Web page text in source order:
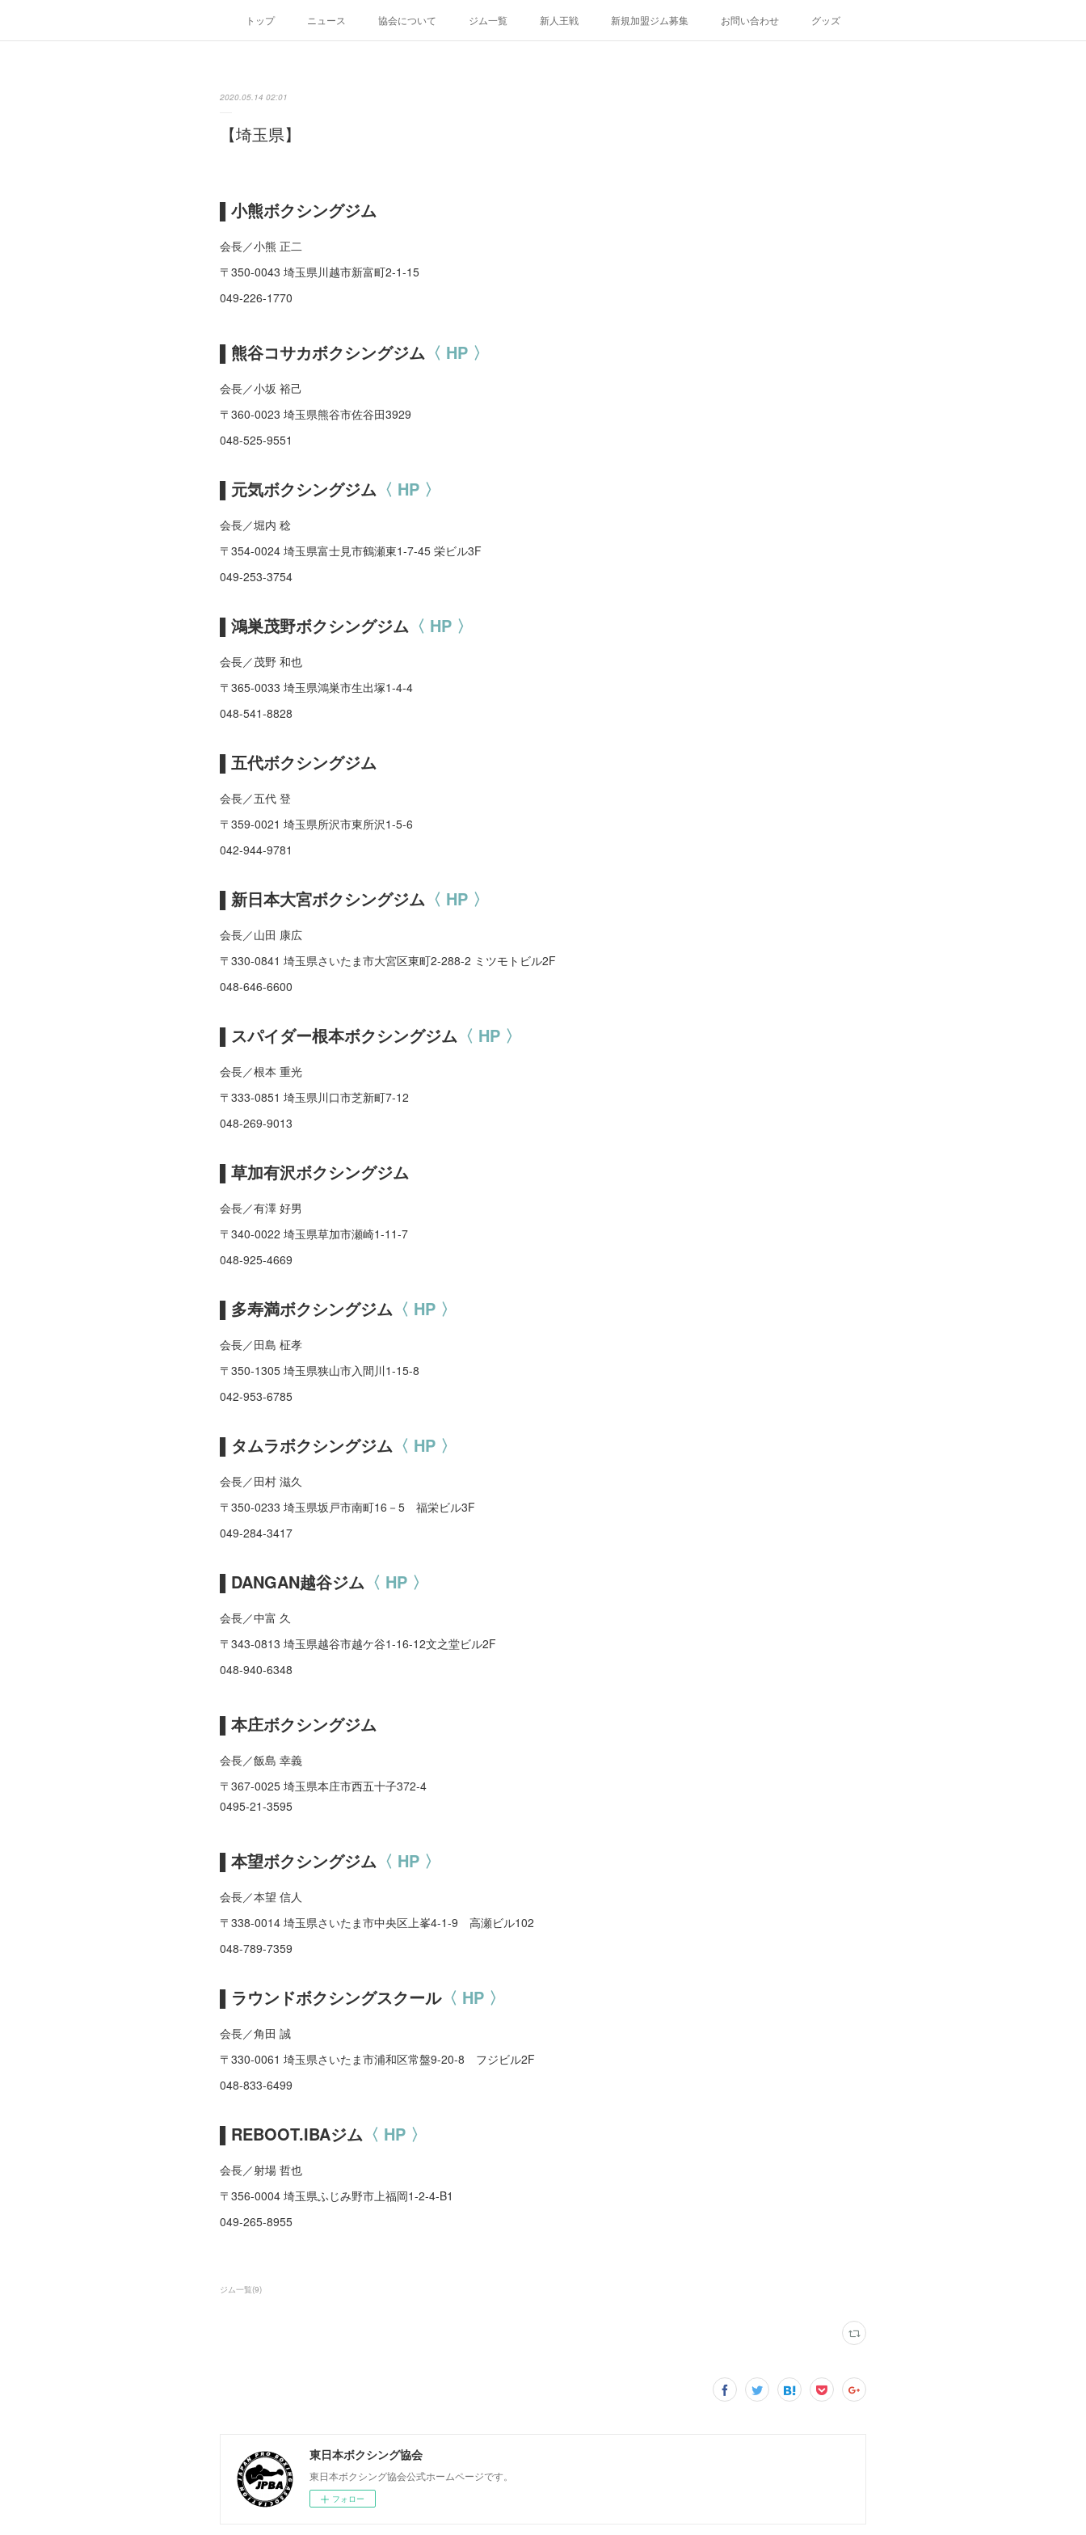
トップ ニュース 協会について ジム一覧 新人王戦 新規加盟ジム募集 お問い合わせ グッズ
2020.05.14 02:01
【埼玉県】
▌小熊ボクシングジム
会長／小熊 正二
〒350-0043 埼玉県川越市新富町2-1-15
049-226-1770
▌熊谷コサカボクシングジム 〈 HP 〉
会長／小坂 裕己
〒360-0023 埼玉県熊谷市佐谷田3929
048-525-9551
▌元気ボクシングジム 〈 HP 〉
会長／堀内 稔
〒354-0024 埼玉県富士見市鶴瀬東1-7-45 栄ビル3F
049-253-3754
▌鴻巣茂野ボクシングジム 〈 HP 〉
会長／茂野 和也
〒365-0033 埼玉県鴻巣市生出塚1-4-4
048-541-8828
▌五代ボクシングジム
会長／五代 登
〒359-0021 埼玉県所沢市東所沢1-5-6
042-944-9781
▌新日本大宮ボクシングジム 〈 HP 〉
会長／山田 康広
〒330-0841 埼玉県さいたま市大宮区東町2-288-2 ミツモトビル2F
048-646-6600
▌スパイダー根本ボクシングジム 〈 HP 〉
会長／根本 重光
〒333-0851 埼玉県川口市芝新町7-12
048-269-9013
▌草加有沢ボクシングジム
会長／有澤 好男
〒340-0022 埼玉県草加市瀬崎1-11-7
048-925-4669
▌多寿満ボクシングジム 〈 HP 〉
会長／田島 柾孝
〒350-1305 埼玉県狭山市入間川1-15-8
042-953-6785
▌タムラボクシングジム 〈 HP 〉
会長／田村 滋久
〒350-0233 埼玉県坂戸市南町16－5 福栄ビル3F
049-284-3417
▌DANGAN越谷ジム 〈 HP 〉
会長／中富 久
〒343-0813 埼玉県越谷市越ケ谷1-16-12文之堂ビル2F
048-940-6348
▌本庄ボクシングジム
会長／飯島 幸義
〒367-0025 埼玉県本庄市西五十子372-4
0495-21-3595
▌本望ボクシングジム 〈 HP 〉
会長／本望 信人
〒338-0014 埼玉県さいたま市中央区上峯4-1-9 高瀬ビル102
048-789-7359
▌ラウンドボクシングスクール〈 HP 〉
会長／角田 誠
〒330-0061 埼玉県さいたま市浦和区常盤9-20-8 フジビル2F
048-833-6499
▌REBOOT.IBAジム 〈 HP 〉
会長／射場 哲也
〒356-0004 埼玉県ふじみ野市上福岡1-2-4-B1
049-265-8955
ジム一覧(9)
東日本ボクシング協会
東日本ボクシング協会公式ホームページです。
フォロー